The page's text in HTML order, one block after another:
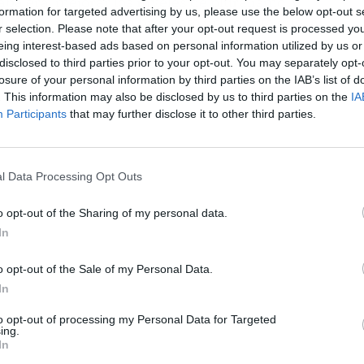
for targeted advertising by us, please use the below opt-out
selection. Please note that after your opt-out request is processed
interest-based ads based on personal information utilized by us
to third parties prior to your opt-out. You may separately
of your personal information by third parties on the IAB’s list of
This information may also be disclosed by us to third parties on the
Participants that may further disclose it to other third parties.
Data Processing Opt Outs
opt-out of the Sharing of my personal data.
opt-out of the Sale of my Personal Data.
opt-out of processing my Personal Data for Targeted
Y ahí Siete presentó una oferta que, al